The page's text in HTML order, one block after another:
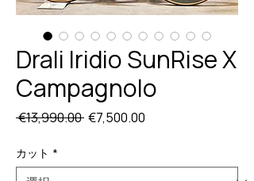
Drali Iridio SunRise X
Campagnolo
€13,990.00 通
格
€7,500.00
価
カット *